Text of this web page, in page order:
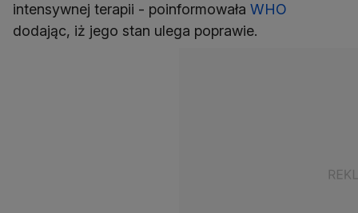
intensywnej terapii - poinformowała WHO
dodając, iż jego stan ulega poprawie.